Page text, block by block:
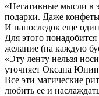
«Негативные мысли в
подарки. Даже
И напоследок еще
Для этого
желание (на каждую
«Эту ленту нельзя
уточняет Оксана
Все эти магические
любить ее и